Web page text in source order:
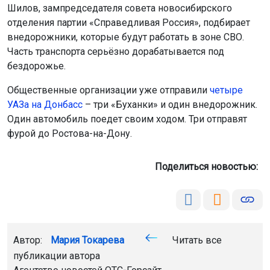
Шилов, зампредседателя совета новосибирского
отделения партии «Справедливая Россия», подбирает
внедорожники, которые будут работать в зоне СВО.
Часть транспорта серьёзно дорабатывается под
бездорожье.
Общественные организации уже отправили четыре
УАЗа на Донбасс – три «Буханки» и один внедорожник.
Один автомобиль поедет своим ходом. Три отправят
фурой до Ростова-на-Дону.
Поделиться новостью:
Автор: Мария Токарева
Читать все
публикации автора